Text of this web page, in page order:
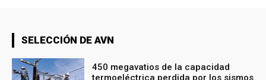
SELECCIÓN DE AVN
450 megavatios de la capacidad
termoeléctrica perdida por los sismos